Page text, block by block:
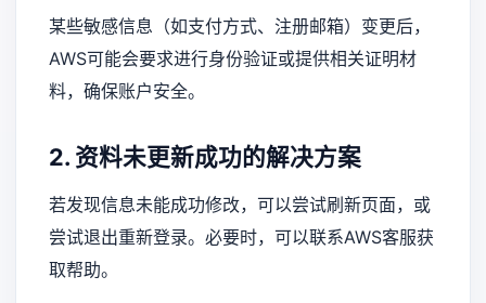
某些敏感信息（如支付方式、注册邮箱）变更后，
AWS可能会要求进行身份验证或提供相关证明材
料，确保账户安全。
2. 资料未更新成功的解决方案
若发现信息未能成功修改，可以尝试刷新页面，或
尝试退出重新登录。必要时，可以联系AWS客服获
取帮助。